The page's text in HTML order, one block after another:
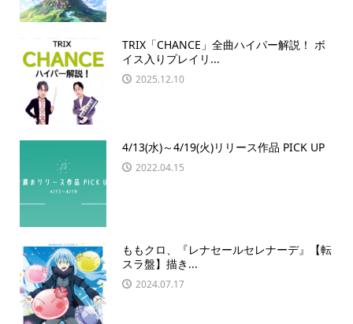
TRIX「CHANCE」全曲ハイパー解説！ ボ
イス入りプレイリ...
2025.12.10
4/13(水)～4/19(火)リリース作品 PICK UP
2022.04.15
ももクロ、『レナセールセレナーデ』【転
スラ盤】描き...
2024.07.17